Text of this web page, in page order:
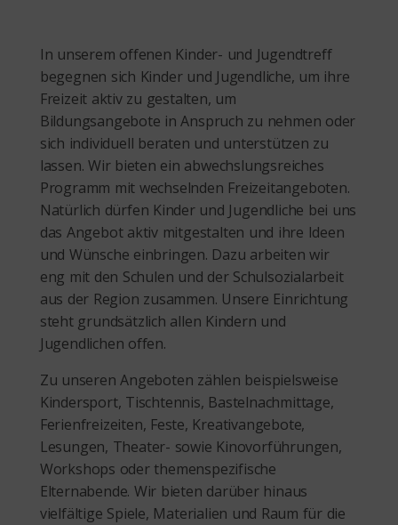
In unserem offenen Kinder- und Jugendtreff
begegnen sich Kinder und Jugendliche, um ihre
Freizeit aktiv zu gestalten, um
Bildungsangebote in Anspruch zu nehmen oder
sich individuell beraten und unterstützen zu
lassen. Wir bieten ein abwechslungsreiches
Programm mit wechselnden Freizeitangeboten.
Natürlich dürfen Kinder und Jugendliche bei uns
das Angebot aktiv mitgestalten und ihre Ideen
und Wünsche einbringen. Dazu arbeiten wir
eng mit den Schulen und der Schulsozialarbeit
aus der Region zusammen. Unsere Einrichtung
steht grundsätzlich allen Kindern und
Jugendlichen offen.
Zu unseren Angeboten zählen beispielsweise
Kindersport, Tischtennis, Bastelnachmittage,
Ferienfreizeiten, Feste, Kreativangebote,
Lesungen, Theater- sowie Kinovorführungen,
Workshops oder themenspezifische
Elternabende. Wir bieten darüber hinaus
vielfältige Spiele, Materialien und Raum für die